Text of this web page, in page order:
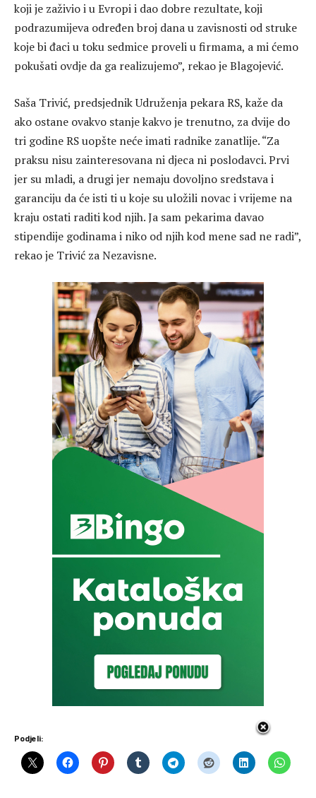
koji je zaživio i u Evropi i dao dobre rezultate, koji
podrazumijeva određen broj dana u zavisnosti od struke
koje bi đaci u toku sedmice proveli u firmama, a mi ćemo
pokušati ovdje da ga realizujemo”, rekao je Blagojević.
Saša Trivić, predsjednik Udruženja pekara RS, kaže da
ako ostane ovakvo stanje kakvo je trenutno, za dvije do
tri godine RS uopšte neće imati radnike zanatlije. “Za
praksu nisu zainteresovana ni djeca ni poslodavci. Prvi
jer su mladi, a drugi jer nemaju dovoljno sredstava i
garanciju da će isti ti u koje su uložili novac i vrijeme na
kraju ostati raditi kod njih. Ja sam pekarima davao
stipendije godinama i niko od njih kod mene sad ne radi”,
rekao je Trivić za Nezavisne.
Podjeli: